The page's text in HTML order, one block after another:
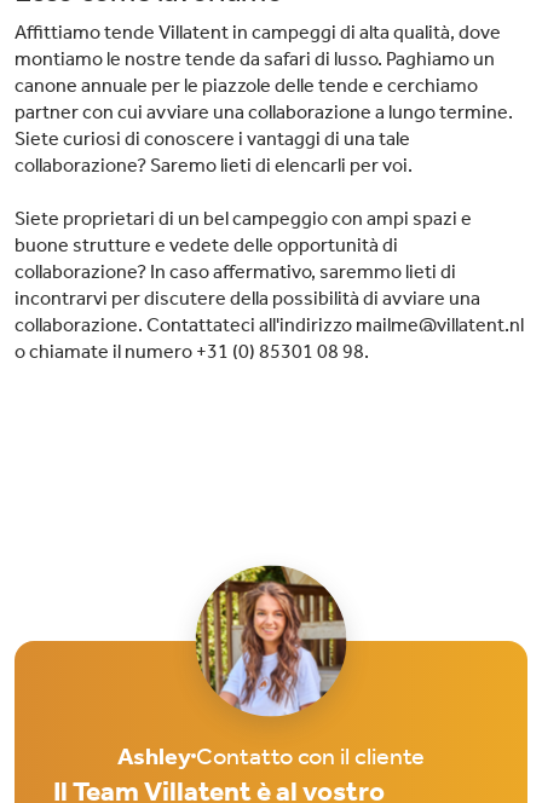
Affittiamo tende Villatent in campeggi di alta qualità, dove
montiamo le nostre tende da safari di lusso. Paghiamo un
canone annuale per le piazzole delle tende e cerchiamo
partner con cui avviare una collaborazione a lungo termine.
Siete curiosi di conoscere i vantaggi di una tale
collaborazione? Saremo lieti di elencarli per voi.
Siete proprietari di un bel campeggio con ampi spazi e
buone strutture e vedete delle opportunità di
collaborazione? In caso affermativo, saremmo lieti di
incontrarvi per discutere della possibilità di avviare una
collaborazione. Contattateci all'indirizzo mailme@villatent.nl
o chiamate il numero +31 (0) 85301 08 98.
Ashley Contatto con il cliente
Il Team Villatent è al vostro